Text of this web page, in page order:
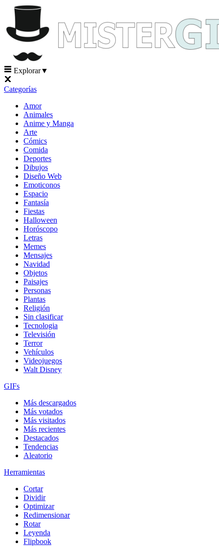
Explorar▼
Categorías
Amor
Animales
Anime y Manga
Arte
Cómics
Comida
Deportes
Dibujos
Diseño Web
Emoticonos
Espacio
Fantasía
Fiestas
Halloween
Horóscopo
Letras
Memes
Mensajes
Navidad
Objetos
Paisajes
Personas
Plantas
Religión
Sin clasificar
Tecnologia
Televisión
Terror
Vehículos
Videojuegos
Walt Disney
GIFs
Más descargados
Más votados
Más visitados
Más recientes
Destacados
Tendencias
Aleatorio
Herramientas
Cortar
Dividir
Optimizar
Redimensionar
Rotar
Leyenda
Flipbook